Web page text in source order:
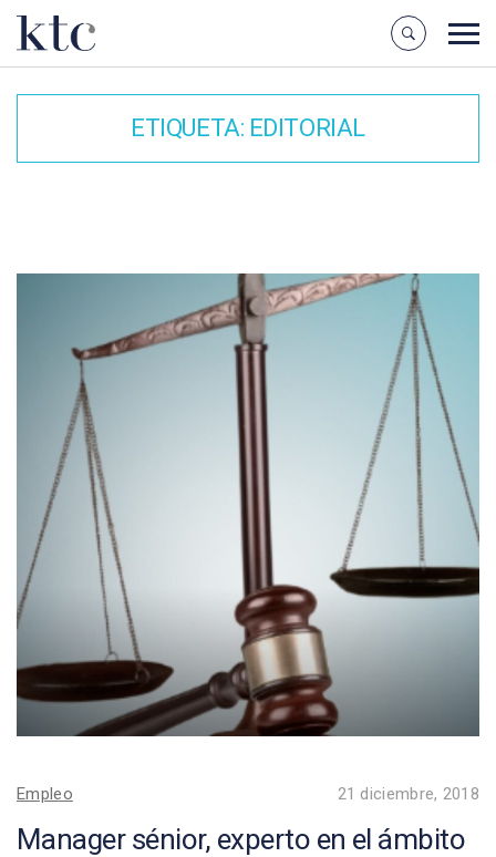
ETIQUETA: EDITORIAL
Empleo 21 diciembre, 2018
Manager sénior, experto en el ámbito